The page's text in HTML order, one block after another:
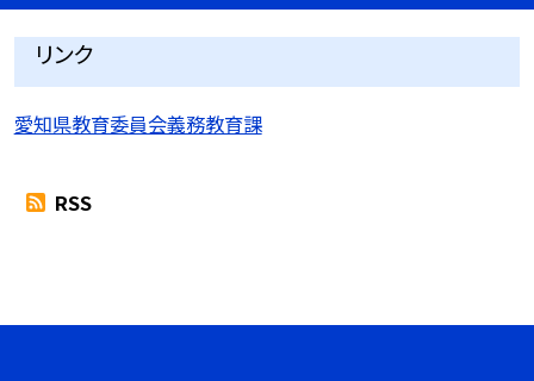
リンク
愛知県教育委員会義務教育課
RSS